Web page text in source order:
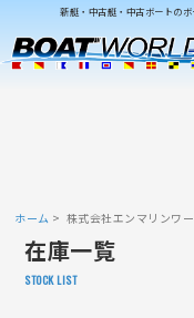
新艇・中古艇・中古ボートの
ホーム 株式会社エンマリンワ
在庫一覧
STOCK LIST